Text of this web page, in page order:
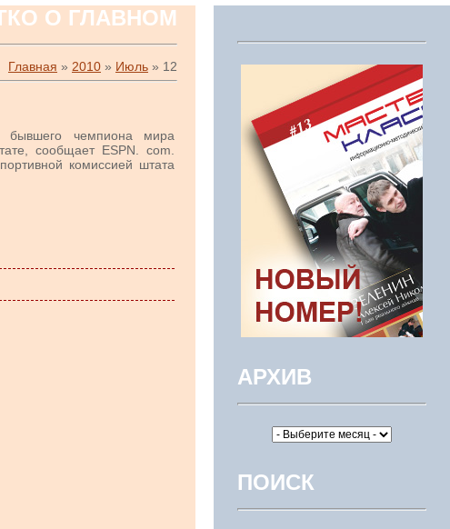
О ГЛАВНОМ
Главная » 2010 » Июль » 12
бывшего чемпиона мира
сообщает ESPN. com.
комиссией штата
АРХИВ
ПОИСК